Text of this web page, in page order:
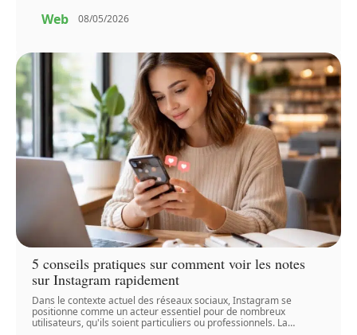
Web 08/05/2026
5 conseils pratiques sur comment voir les notes
sur Instagram rapidement
Dans le contexte actuel des réseaux sociaux, Instagram se
positionne comme un acteur essentiel pour de nombreux
utilisateurs, qu'ils soient particuliers ou professionnels. La…